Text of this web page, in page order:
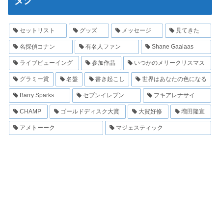
セットリスト グッズ メッセージ 見てきた
名探偵コナン 有名人ファン Shane Gaalaas
ライブビューイング 参加作品 いつかのメリークリスマス
グラミー賞 名盤 書き起こし 世界はあなたの色になる
Barry Sparks セブンイレブン フキアレナサイ
CHAMP ゴールドディスク大賞 大賀好修 増田隆宣
アメトーーク マジェスティック